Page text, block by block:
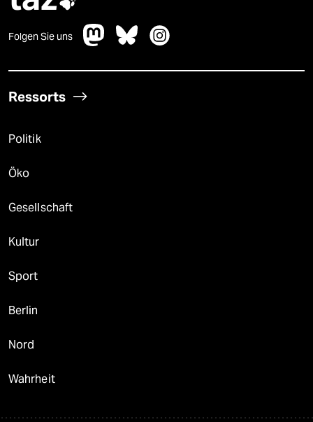
Folgen Sie uns
Ressorts
Politik
Öko
Gesellschaft
Kultur
Sport
Berlin
Nord
Wahrheit